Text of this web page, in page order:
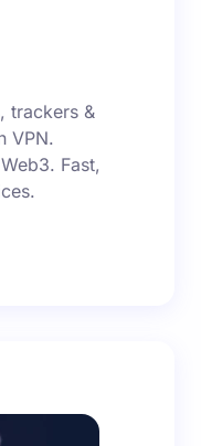
browser for the
trackers &
VPN.
Fast,